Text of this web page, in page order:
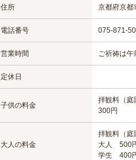
住所 京都府京都
電話番号 075-871-
営業時間 ご祈祷は
定休日
子供の料金
拝観料（庭
300円
大人の料金
拝観料（
大人 500
学生 400